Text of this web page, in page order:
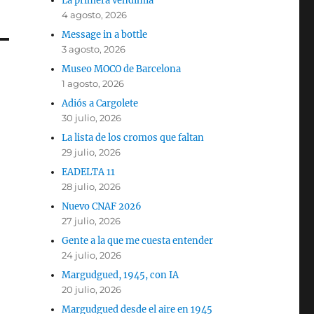
4 agosto, 2026
Message in a bottle
3 agosto, 2026
Museo MOCO de Barcelona
1 agosto, 2026
Adiós a Cargolete
30 julio, 2026
La lista de los cromos que faltan
29 julio, 2026
EADELTA 11
28 julio, 2026
Nuevo CNAF 2026
27 julio, 2026
Gente a la que me cuesta entender
24 julio, 2026
Margudgued, 1945, con IA
20 julio, 2026
Margudgued desde el aire en 1945